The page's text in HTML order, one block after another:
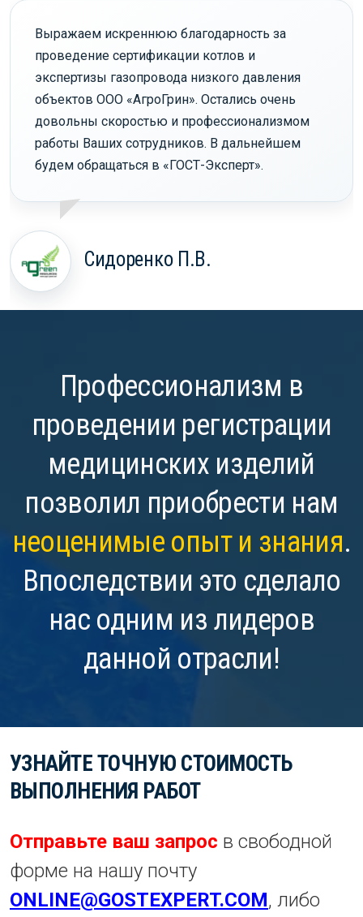
Выражаем искреннюю благодарность за
проведение сертификации котлов и
экспертизы газопровода низкого давления
объектов ООО «АгроГрин». Остались очень
довольны скоростью и профессионализмом
работы Ваших сотрудников. В дальнейшем
будем обращаться в «ГОСТ-Эксперт».
Сидоренко П.В.
Профессионализм в
проведении регистрации
медицинских изделий
позволил приобрести нам
неоценимые опыт и знания.
Впоследствии это сделало
нас одним из лидеров
данной отрасли!
УЗНАЙТЕ ТОЧНУЮ СТОИМОСТЬ
ВЫПОЛНЕНИЯ РАБОТ
Отправьте ваш запрос в свободной
форме на нашу почту
ONLINE@GOSTEXPERT.COM, либо